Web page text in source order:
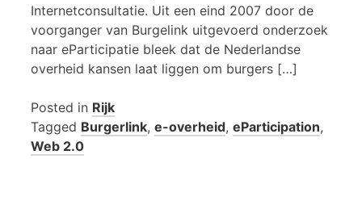
Internetconsultatie. Uit een eind 2007 door de
voorganger van Burgelink uitgevoerd onderzoek
naar eParticipatie bleek dat de Nederlandse
overheid kansen laat liggen om burgers […]
Posted in Rijk
Tagged Burgerlink, e-overheid, eParticipation,
Web 2.0